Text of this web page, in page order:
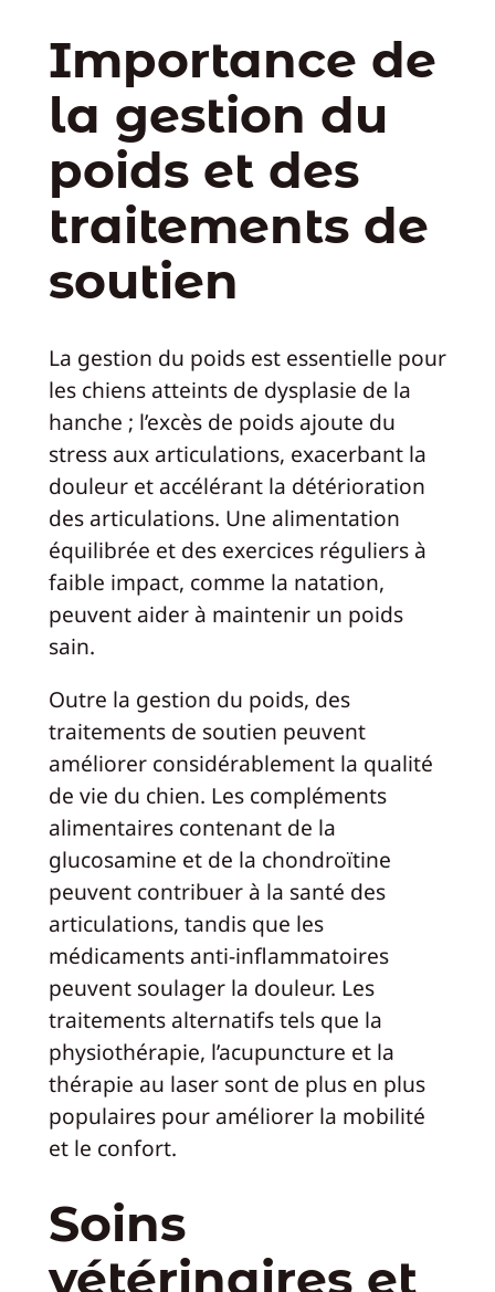
Importance de
la gestion du
poids et des
traitements de
soutien
La gestion du poids est essentielle pour
les chiens atteints de dysplasie de la
hanche ; l’excès de poids ajoute du
stress aux articulations, exacerbant la
douleur et accélérant la détérioration
des articulations. Une alimentation
équilibrée et des exercices réguliers à
faible impact, comme la natation,
peuvent aider à maintenir un poids
sain.
Outre la gestion du poids, des
traitements de soutien peuvent
améliorer considérablement la qualité
de vie du chien. Les compléments
alimentaires contenant de la
glucosamine et de la chondroïtine
peuvent contribuer à la santé des
articulations, tandis que les
médicaments anti-inflammatoires
peuvent soulager la douleur. Les
traitements alternatifs tels que la
physiothérapie, l’acupuncture et la
thérapie au laser sont de plus en plus
populaires pour améliorer la mobilité
et le confort.
Soins
vétérinaires et